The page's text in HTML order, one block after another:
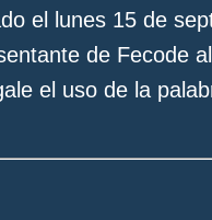
el lunes 15 de
de Fecode
el uso de la